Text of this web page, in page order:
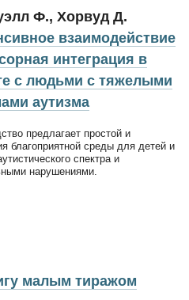
Ф., Хорвуд Д.
взаимодействие
интеграция в
с людьми с тяжелыми
аутизма
предлагает простой и
благоприятной среды для детей и
спектра и
нарушениями.
малым тиражом